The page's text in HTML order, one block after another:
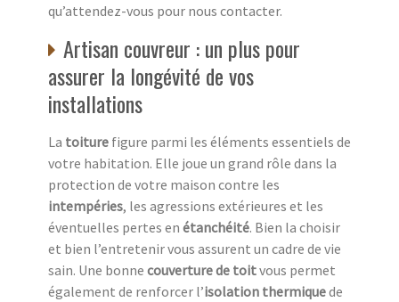
qu’attendez-vous pour nous contacter.
Artisan couvreur : un plus pour
assurer la longévité de vos
installations
La toiture figure parmi les éléments essentiels de
votre habitation. Elle joue un grand rôle dans la
protection de votre maison contre les
intempéries, les agressions extérieures et les
éventuelles pertes en étanchéité. Bien la choisir
et bien l’entretenir vous assurent un cadre de vie
sain. Une bonne couverture de toitvous permet
également de renforcer l’isolation thermiquede